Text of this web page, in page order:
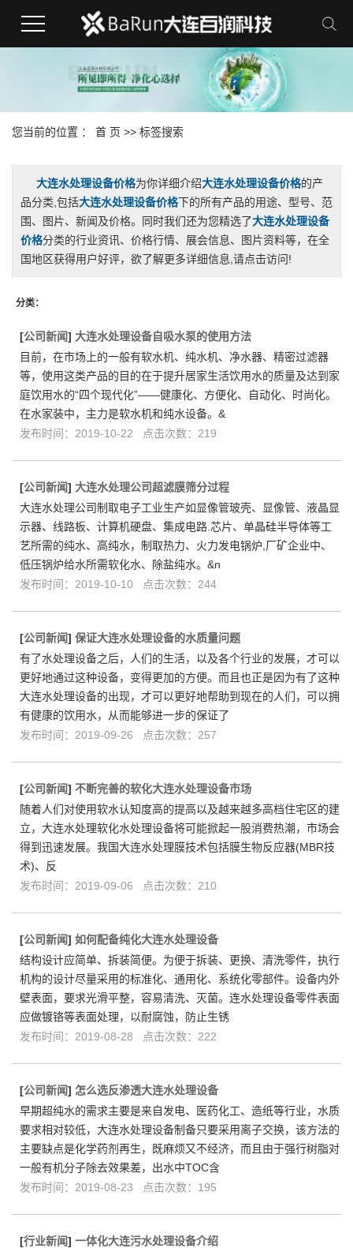
您当前的位置 ： 首 页 >> 标签搜索
大连水处理设备价格为你详细介绍大连水处理设备价格的产
品分类,包括大连水处理设备价格下的所有产品的用途、型号、范
围、图片、新闻及价格。同时我们还为您精选了大连水处理设备
价格分类的行业资讯、价格行情、展会信息、图片资料等，在全
国地区获得用户好评，欲了解更多详细信息,请点击访问!
分类：
[公司新闻] 大连水处理设备自吸水泵的使用方法
目前，在市场上的一般有软水机、纯水机、净水器、精密过滤器
等，使用这类产品的目的在于提升居家生活饮用水的质量及达到家
庭饮用水的“四个现代化”——健康化、方便化、自动化、时尚化。
在水家装中，主力是软水机和纯水设备。&
发布时间：2019-10-22 点击次数：219
[公司新闻] 大连水处理公司超滤膜筛分过程
大连水处理公司制取电子工业生产如显像管玻壳、显像管、液晶显
示器、线路板、计算机硬盘、集成电路.芯片、单晶硅半导体等工
艺所需的纯水、高纯水，制取热力、火力发电锅炉,厂矿企业中、
低压锅炉给水所需软化水、除盐纯水。&n
发布时间：2019-10-10 点击次数：244
[公司新闻] 保证大连水处理设备的水质量问题
有了水处理设备之后，人们的生活，以及各个行业的发展，才可以
更好地通过这种设备，变得更加的方便。而且也正是因为有了这种
大连水处理设备的出现，才可以更好地帮助到现在的人们，可以拥
有健康的饮用水，从而能够进一步的保证了
发布时间：2019-09-26 点击次数：257
[公司新闻] 不断完善的软化大连水处理设备市场
随着人们对使用软水认知度高的提高以及越来越多高档住宅区的建
立，大连水处理软化水处理设备将可能掀起一股消费热潮，市场会
得到迅速发展。我国大连水处理膜技术包括膜生物反应器(MBR技
术)、反
发布时间：2019-09-06 点击次数：210
[公司新闻] 如何配备纯化大连水处理设备
结构设计应简单、拆装简便。为便于拆装、更换、清洗零件，执行
机构的设计尽量采用的标准化、通用化、系统化零部件。设备内外
壁表面，要求光滑平整，容易清洗、灭菌。连水处理设备零件表面
应做镀铬等表面处理，以耐腐蚀，防止生锈
发布时间：2019-08-28 点击次数：222
[公司新闻] 怎么选反渗透大连水处理设备
早期超纯水的需求主要是来自发电、医药化工、造纸等行业，水质
要求相对较低，大连水处理设备制备只要采用离子交换，该方法的
主要缺点是化学药剂再生，既麻烦又不经济，而且由于强行树脂对
一般有机分子除去效果差，出水中TOC含
发布时间：2019-08-23 点击次数：195
[行业新闻] 一体化大连污水处理设备介绍